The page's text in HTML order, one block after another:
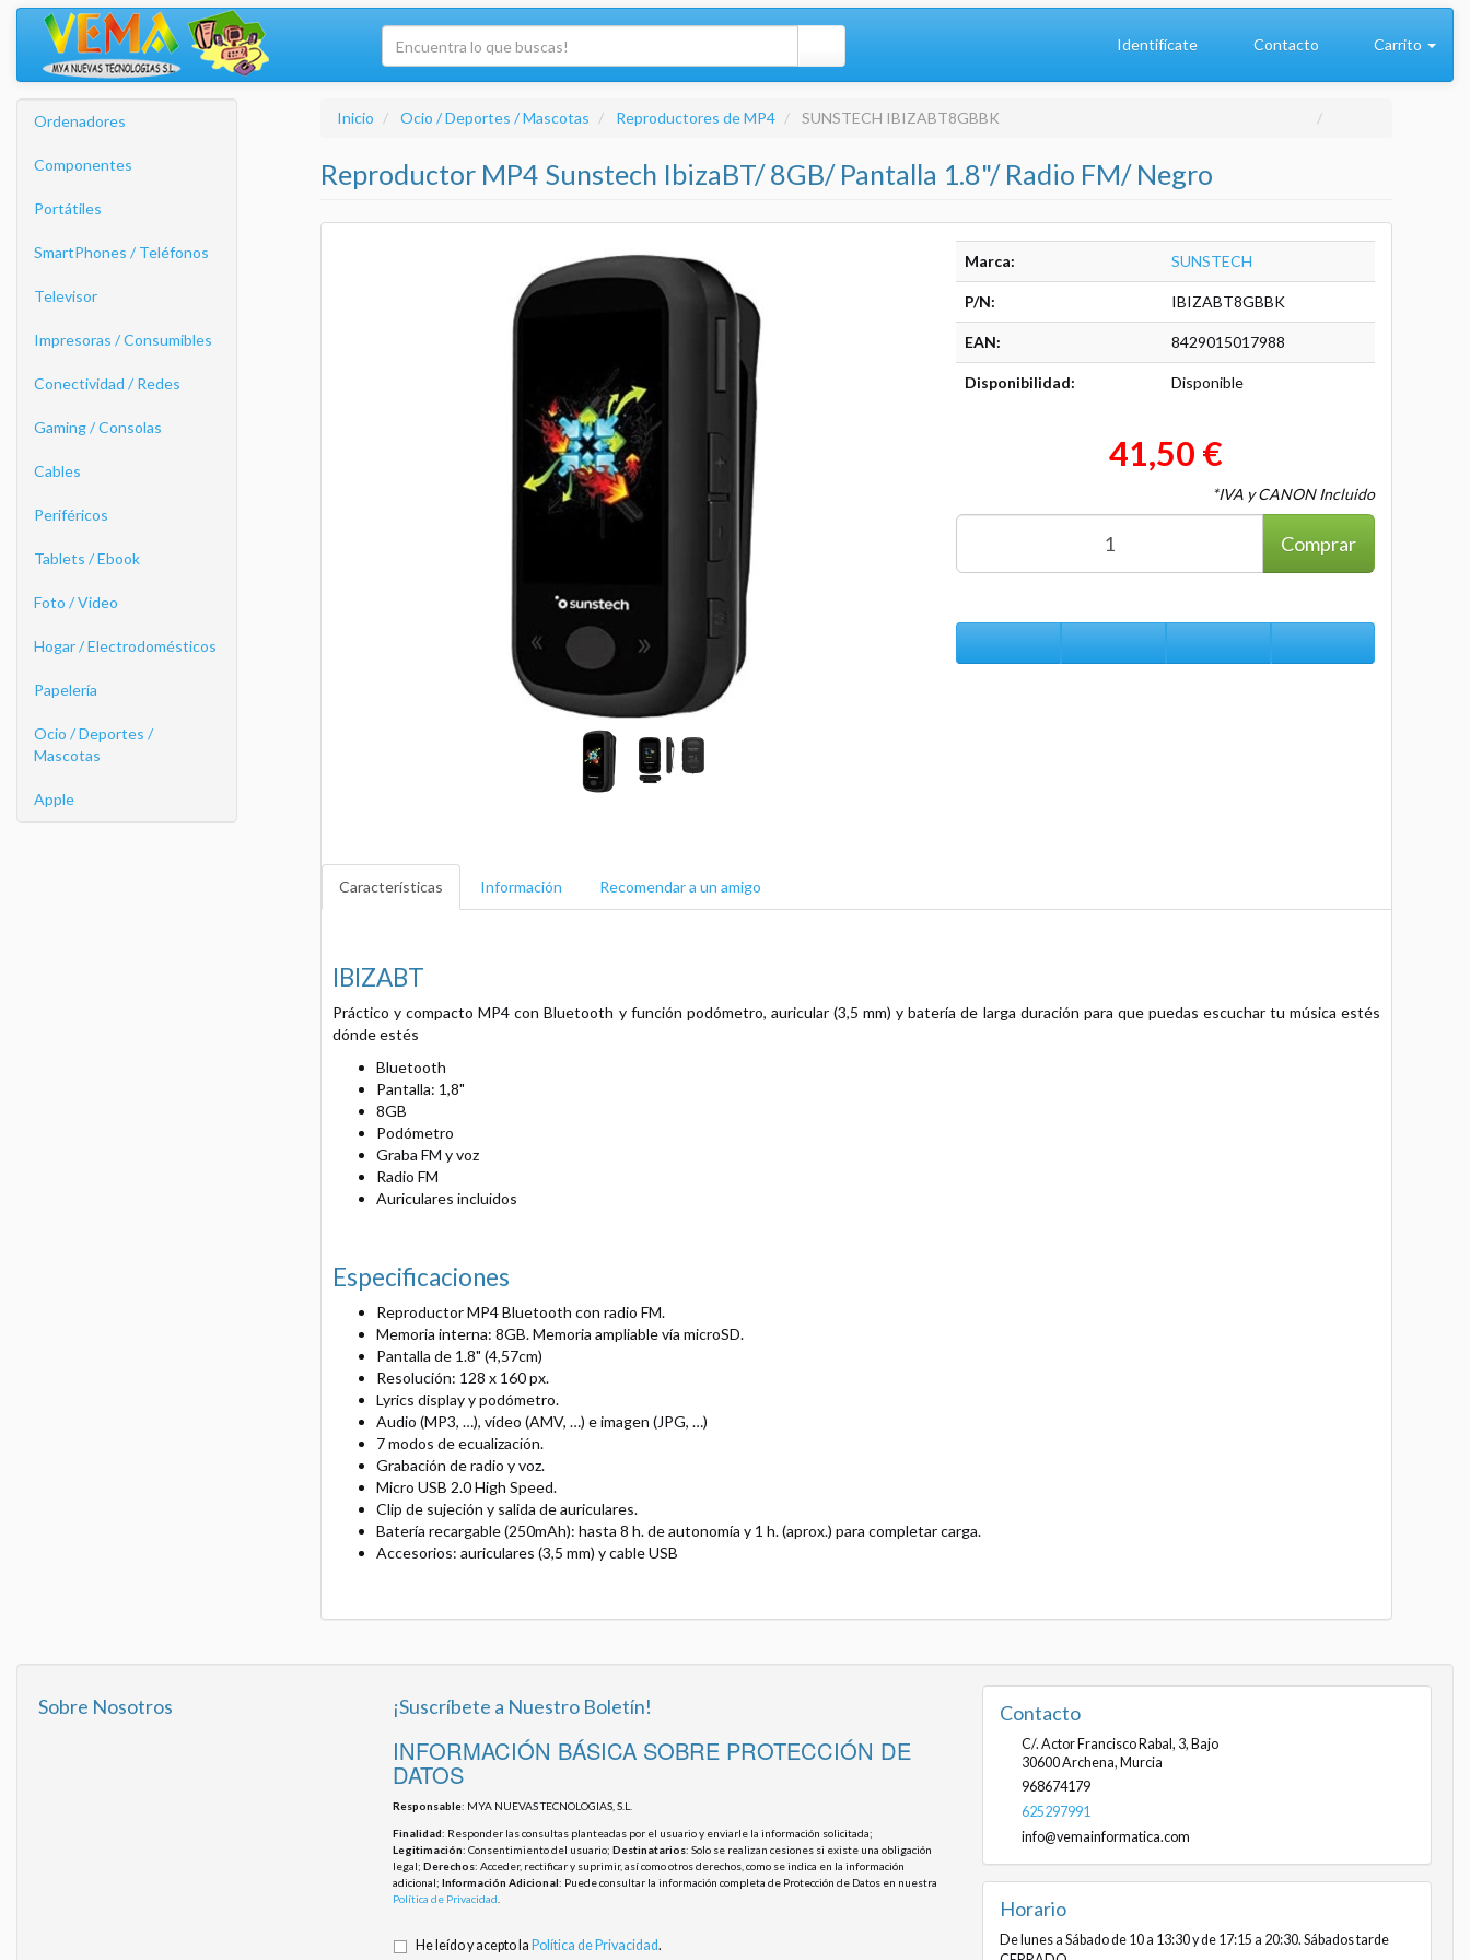
Identifícate Contacto Carrito
Ordenadores
Componentes
Portátiles
SmartPhones / Teléfonos
Televisor
Impresoras / Consumibles
Conectividad / Redes
Gaming / Consolas
Cables
Periféricos
Tablets / Ebook
Foto / Video
Hogar / Electrodomésticos
Papelería
Ocio / Deportes /
Mascotas
Apple
Inicio Ocio / Deportes / Mascotas Reproductores de MP4 SUNSTECH IBIZABT8GBBK
Reproductor MP4 Sunstech IbizaBT/ 8GB/ Pantalla 1.8"/ Radio FM/ Negro
Marca: SUNSTECH
P/N: IBIZABT8GBBK
EAN: 8429015017988
Disponibilidad: Disponible
41,50 €
*IVA y CANON Incluido
Comprar
Características Información Recomendar a un amigo
IBIZABT
Práctico y compacto MP4 con Bluetooth y función podómetro, auricular (3,5 mm) y batería de larga duración para que puedas escuchar tu música estés
dónde estés
Bluetooth
Pantalla: 1,8"
8GB
Podómetro
Graba FM y voz
Radio FM
Auriculares incluidos
Especificaciones
Reproductor MP4 Bluetooth con radio FM.
Memoria interna: 8GB. Memoria ampliable vía microSD.
Pantalla de 1.8" (4,57cm)
Resolución: 128 x 160 px.
Lyrics display y podómetro.
Audio (MP3, …), vídeo (AMV, …) e imagen (JPG, …)
7 modos de ecualización.
Grabación de radio y voz.
Micro USB 2.0 High Speed.
Clip de sujeción y salida de auriculares.
Batería recargable (250mAh): hasta 8 h. de autonomía y 1 h. (aprox.) para completar carga.
Accesorios: auriculares (3,5 mm) y cable USB
Sobre Nosotros ¡Suscríbete a Nuestro Boletín!
INFORMACIÓN BÁSICA SOBRE PROTECCIÓN DE
DATOS
Responsable: MYA NUEVAS TECNOLOGIAS, S.L.
Finalidad: Responder las consultas planteadas por el usuario y enviarle la información solicitada;
Legitimación: Consentimiento del usuario; Destinatarios: Solo se realizan cesiones si existe una obligación
legal; Derechos: Acceder, rectificar y suprimir, así como otros derechos, como se indica en la información
adicional; Información Adicional: Puede consultar la información completa de Protección de Datos en nuestra
Política de Privacidad
He leído y acepto la Política de Privacidad.
Contacto
C/. Actor Francisco Rabal, 3, Bajo
30600Archena, Murcia
968674179
625297991
info@vemainformatica.com
Horario
De lunes a Sábado de 10 a 13:30 y de 17:15 a 20:30. Sábados tarde